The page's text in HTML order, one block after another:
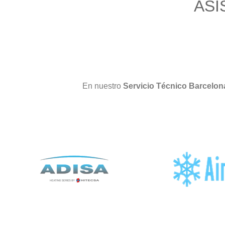
En nuestro Servicio Técnico